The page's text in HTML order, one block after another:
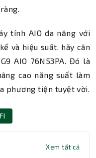
tính AIO đa năng với
và hiệu suất, hãy cân
AIO 76N53PA. Đó là
cao năng suất làm
phương tiện tuyệt vời.
Xem tất cả